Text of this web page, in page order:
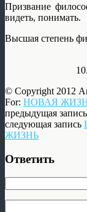
Призвание
видеть, понимать.
Высшая степень
10.11.93
© Copyright 2012
For: НОВАЯ
предыдущая запись
следующая запись
ЖИЗНЬ
Ответить